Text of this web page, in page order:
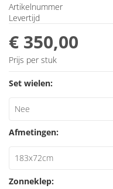
Artikelnummer
Levertijd
€ 350,00
Prijs per stuk
Set wielen:
Afmetingen:
Zonneklep: